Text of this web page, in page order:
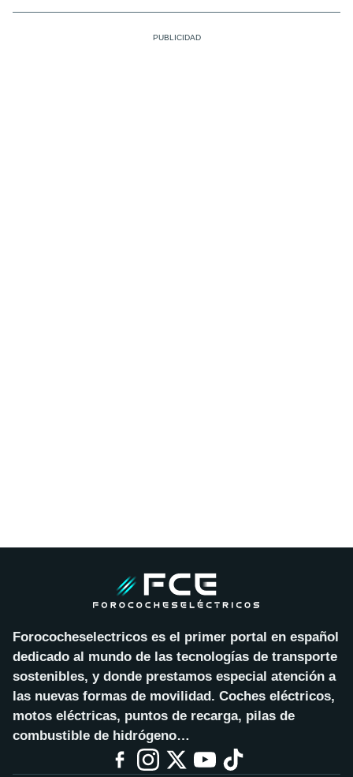
Forococheselectricos es el primer portal en español
dedicado al mundo de las tecnologías de transporte
sostenibles, y donde prestamos especial atención a
las nuevas formas de movilidad. Coches eléctricos,
motos eléctricas, puntos de recarga, pilas de
combustible de hidrógeno…